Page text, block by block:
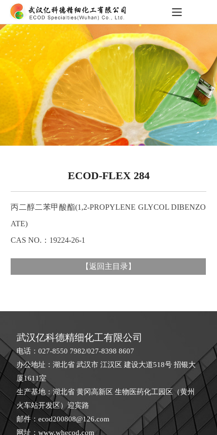
ECOD-FLEX 284
丙二醇二苯甲酸酯(1,2-PROPYLENE GLYCOL DIBENZO
ATE)
CAS NO.：19224-26-1
【返回主目录 】
武汉亿科德精细化工有限公司
电话：027-8550 7982/027-8398 8607
办公地址：湖北省 武汉市 江汉区 建设大道518号 招银大
厦1611室
生产基地：湖北省 黄冈高新区 生物医药化工园区（黄州
火车站开发区）迎宾路
邮件：ecod200808@126.com
网址：www.whecod.com